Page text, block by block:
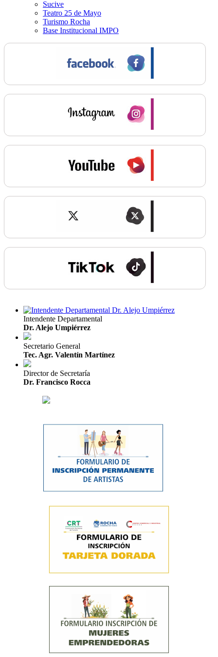
Sucive
Teatro 25 de Mayo
Turismo Rocha
Base Institucional IMPO
Intendente Departamental
Dr. Alejo Umpiérrez
Secretario General
Tec. Agr. Valentín Martínez
Director de Secretaría
Dr. Francisco Rocca